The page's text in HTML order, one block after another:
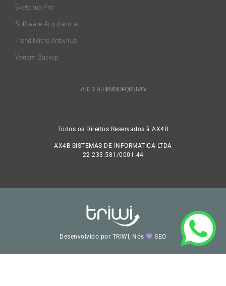
Sketchup Pro
Software Arquitetura
Trend Micro Antivírus
Veeam Backup
ABCDEFGHLMNOPQRSTVW
Todos os Direitos Reservados à AX4B
AX4B SISTEMAS DE INFORMATICA LTDA
22.233.581/0001-44
Desenvolvido por TRIWI, Nós SEO